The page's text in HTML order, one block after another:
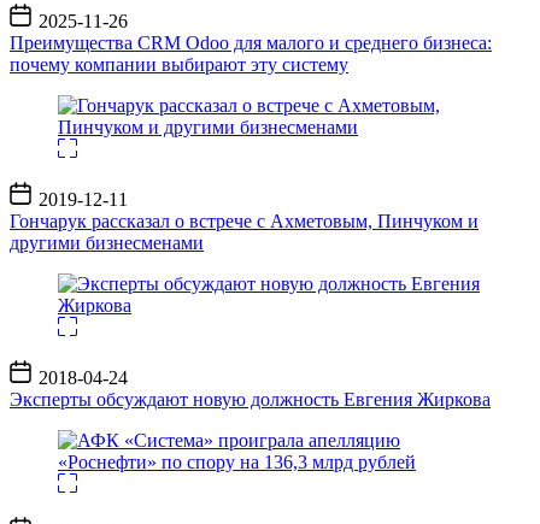
Дата
записи
2025-11-26
Преимущества CRM Odoo для малого и среднего бизнеса:
почему компании выбирают эту систему
Дата
записи
2019-12-11
Гончарук рассказал о встрече с Ахметовым, Пинчуком и
другими бизнесменами
Дата
записи
2018-04-24
Эксперты обсуждают новую должность Евгения Жиркова